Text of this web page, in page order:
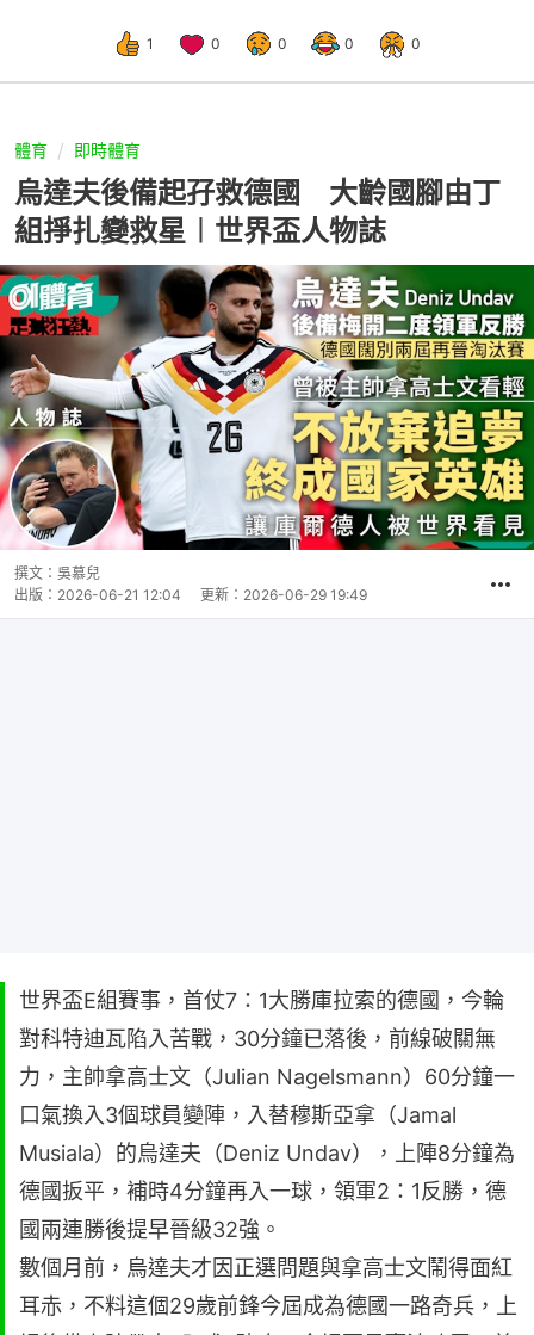
1 0 0 0 0
體育 即時體育
烏達夫後備起孖救德國 大齡國腳由丁
組掙扎變救星︱世界盃人物誌
撰文： 吳慕兒
出版： 2026-06-21 12:04 更新： 2026-06-29 19:49
世界盃E組賽事，首仗7：1大勝庫拉索的德國，今輪
對科特迪瓦陷入苦戰，30分鐘已落後，前線破關無
力，主帥拿高士文（Julian Nagelsmann）60分鐘一
口氣換入3個球員變陣，入替穆斯亞拿（Jamal
Musiala）的烏達夫（Deniz Undav），上陣8分鐘為
德國扳平，補時4分鐘再入一球，領軍2：1反勝，德
國兩連勝後提早晉級32強。
數個月前，烏達夫才因正選問題與拿高士文鬧得面紅
耳赤，不料這個29歲前鋒今屆成為德國一路奇兵，上